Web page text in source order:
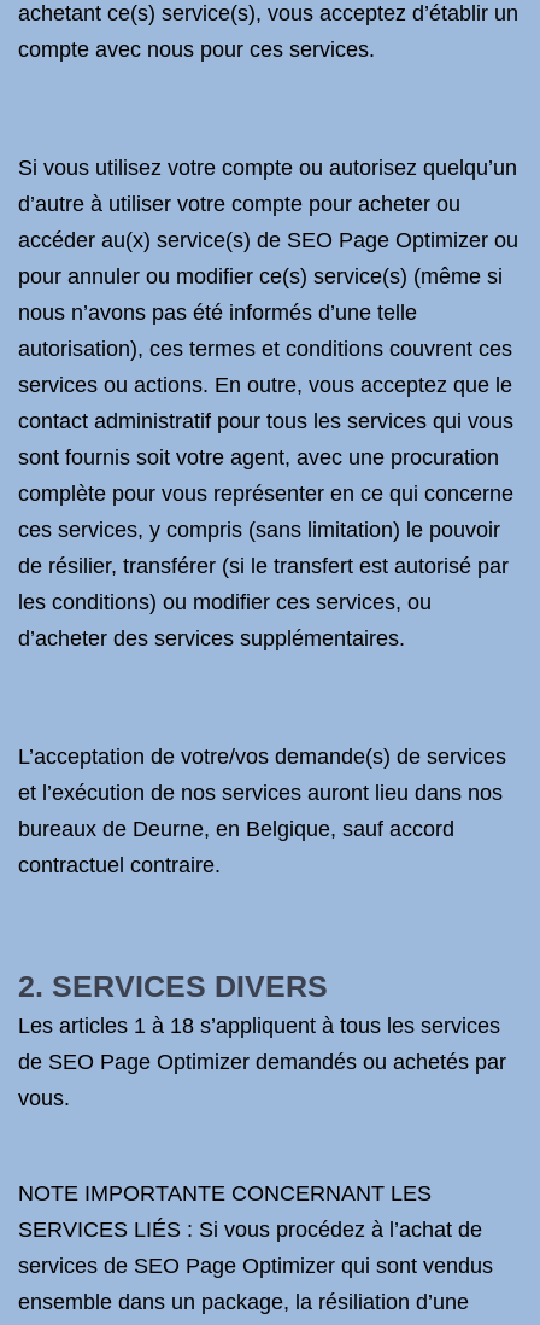
achetant ce(s) service(s), vous acceptez d’établir un
compte avec nous pour ces services.
Si vous utilisez votre compte ou autorisez quelqu’un
d’autre à utiliser votre compte pour acheter ou
accéder au(x) service(s) de SEO Page Optimizer ou
pour annuler ou modifier ce(s) service(s) (même si
nous n’avons pas été informés d’une telle
autorisation), ces termes et conditions couvrent ces
services ou actions. En outre, vous acceptez que le
contact administratif pour tous les services qui vous
sont fournis soit votre agent, avec une procuration
complète pour vous représenter en ce qui concerne
ces services, y compris (sans limitation) le pouvoir
de résilier, transférer (si le transfert est autorisé par
les conditions) ou modifier ces services, ou
d’acheter des services supplémentaires.
L’acceptation de votre/vos demande(s) de services
et l’exécution de nos services auront lieu dans nos
bureaux de Deurne, en Belgique, sauf accord
contractuel contraire.
2. SERVICES DIVERS
Les articles 1 à 18 s’appliquent à tous les services
de SEO Page Optimizer demandés ou achetés par
vous.
NOTE IMPORTANTE CONCERNANT LES
SERVICES LIÉS : Si vous procédez à l’achat de
services de SEO Page Optimizer qui sont vendus
ensemble dans un package, la résiliation d’une